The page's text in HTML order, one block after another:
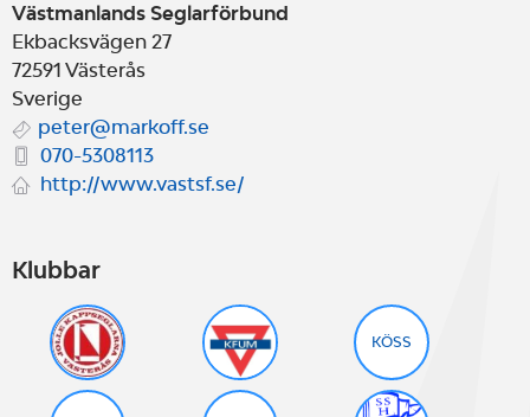
Västmanlands Seglarförbund
Ekbacksvägen 27
72591 Västerås
Sverige
peter@markoff.se
070-5308113
http://www.vastsf.se/
Klubbar
KÖSS